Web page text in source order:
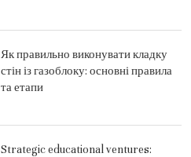
Як правильно виконувати кладку
стін із газоблоку: основні правила
та етапи
Strategic educational ventures: